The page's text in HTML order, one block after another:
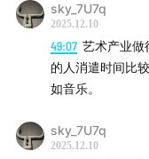
sky_7U7q
2025.12.10
49:07 艺术产业做
的人消遣时间比
如音乐。
sky_7U7q
2025.12.10